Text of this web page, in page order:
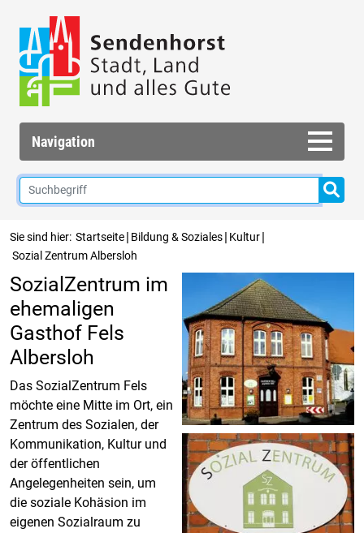
Navigation
Sie sind hier: Startseite| Bildung & Soziales| Kultur|
Sozial Zentrum Albersloh
SozialZentrum im
ehemaligen
Gasthof Fels
Albersloh
Das SozialZentrum Fels
möchte eine Mitte im Ort, ein
Zentrum des Sozialen, der
Kommunikation, Kultur und
der öffentlichen
Angelegenheiten sein, um
die soziale Kohäsion im
eigenen Sozialraum zu